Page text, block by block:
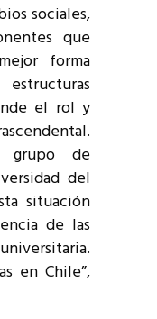
sociales,
que
forma
el rol y
de
del
situación
de las
en Chile”,